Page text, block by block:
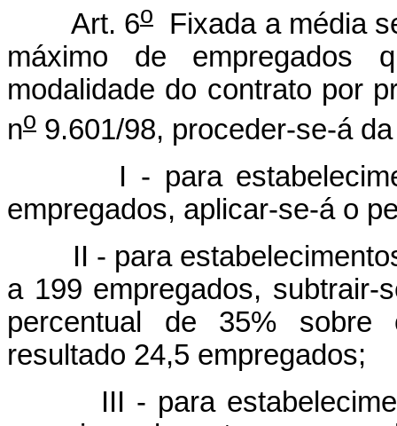
Art. 6oFixada a média
máximo de empregados
modalidade do contrato por
no 9.601/98, proceder-se-á
I - para
empregados, aplicar-se-á o
II - para estabelecimentos
a 199 empregados, subtrair-
percentual de 35% sobre
resultado 24,5 empregados;
III - para